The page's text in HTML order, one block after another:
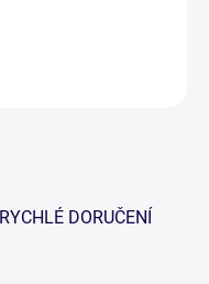
RYCHLÉ DORUČENÍ